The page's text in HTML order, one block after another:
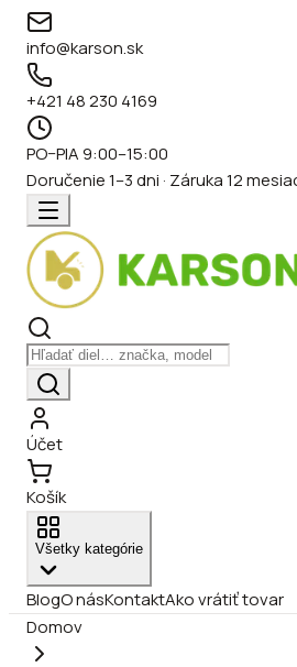
info@karson.sk
+421 48 230 4169
PO–PIA 9:00–15:00
Doručenie 1–3 dni · Záruka 12
Účet
Košík
Všetky kategórie
BlogO násKontaktAko vrátiť tovar
Domov